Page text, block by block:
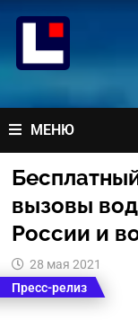
содержимому
МЕНЮ
вызовы
России и
28 мая 2021
Пресс-релиз